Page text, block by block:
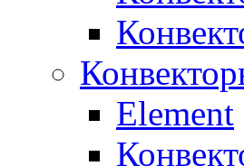
Element